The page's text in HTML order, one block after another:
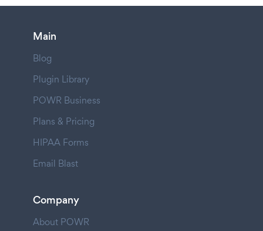
Main
Blog
Plugin Library
POWR Business
Plans & Pricing
HIPAA Forms
Email Blast
Company
About POWR